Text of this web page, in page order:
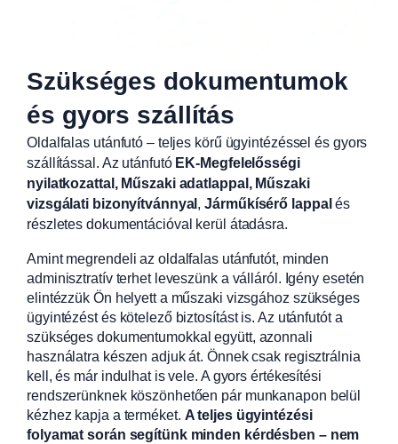
Szükséges dokumentumok
és gyors szállítás
Oldalfalas utánfutó – teljes körű ügyintézéssel és gyors
szállítással. Az utánfutó EK-Megfelelősségi
nyilatkozattal, Műszaki adatlappal, Műszaki
vizsgálati bizonyítvánnyal ,Járműkísérő lappal és
részletes dokumentációval kerül átadásra.
Amint megrendeli az oldalfalas utánfutót, minden
adminisztratív terhet leveszünk a válláról. Igény esetén
elintézzük Ön helyett a műszaki vizsgához szükséges
ügyintézést és kötelező biztosítást is. Az utánfutót a
szükséges dokumentumokkal együtt, azonnali
használatra készen adjuk át. Önnek csak regisztrálnia
kell, és már indulhat is vele. A gyors értékesítési
rendszerünknek köszönhetően pár munkanapon belül
kézhez kapja a terméket. A teljes ügyintézési
folyamat során segítünk minden kérdésben – nem